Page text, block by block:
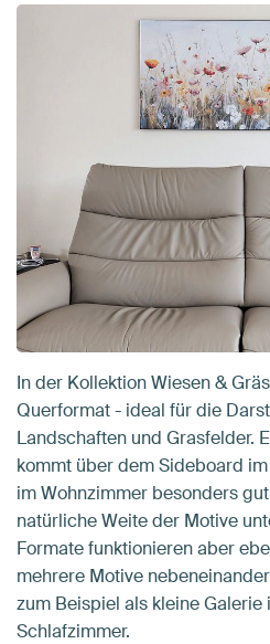
In der Kollektion Wiesen &
Querformat - ideal für die
Landschaften und Grasfelder.
kommt über dem Sideboard
im Wohnzimmer besonders
natürliche Weite der Motive
Formate funktionieren aber
mehrere Motive
zum Beispiel als kleine
Schlafzimmer.